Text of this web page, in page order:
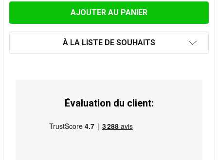
À LA LISTE DE SOUHAITS
Évaluation du client: